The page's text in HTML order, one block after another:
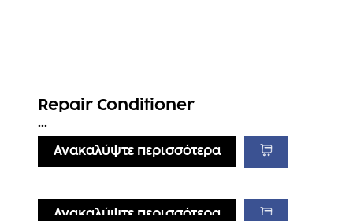
Repair Conditioner
...
Ανακαλύψτε περισσότερα
Ανακαλύψτε περισσότερα